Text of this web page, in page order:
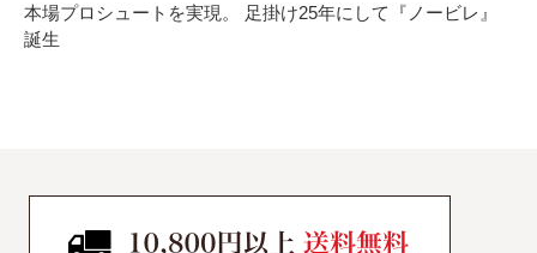
本場プロシュートを実現。 足掛け25年にして『ノービレ』
誕生